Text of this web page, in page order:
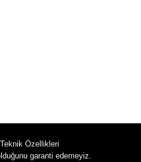
Özellikleri
garanti edemeyiz.